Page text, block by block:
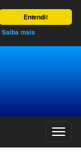
Entendi!
Saiba mais